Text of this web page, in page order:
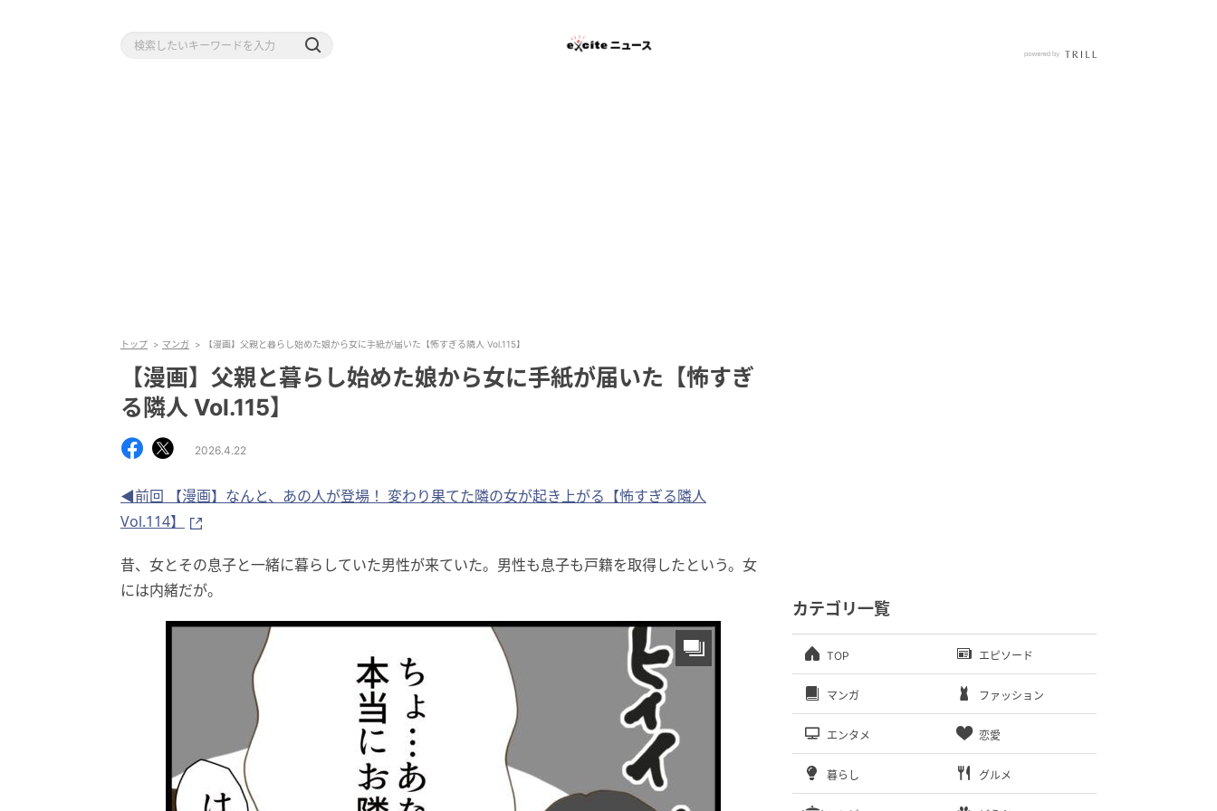
トップ マンガ 【漫画】父親と暮らし始めた娘から女に手紙が届いた【怖すぎる隣人 Vol.115】
【漫画】父親と暮らし始めた娘から女に手紙が届いた【怖すぎ
る隣人 Vol.115】
2026.4.22
◀前回 【漫画】なんと、あの人が登場！ 変わり果てた隣の女が起き上がる【怖すぎる隣人
Vol.114】
昔、女とその息子と一緒に暮らしていた男性が来ていた。男性も息子も戸籍を取得したという。女
には内緒だが。
カテゴリ一覧
TOP エピソード
マンガ ファッション
エンタメ 恋愛
暮らし グルメ